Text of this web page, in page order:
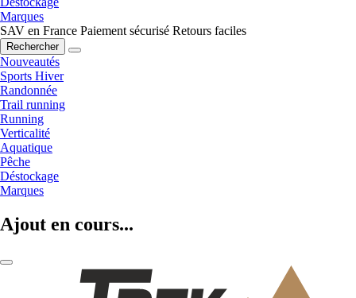
Marques
SAV en France Paiement sécurisé Retours faciles
Rechercher
Nouveautés
Sports Hiver
Randonnée
Trail running
Running
Verticalité
Aquatique
Pêche
Déstockage
Marques
Ajout en cours...